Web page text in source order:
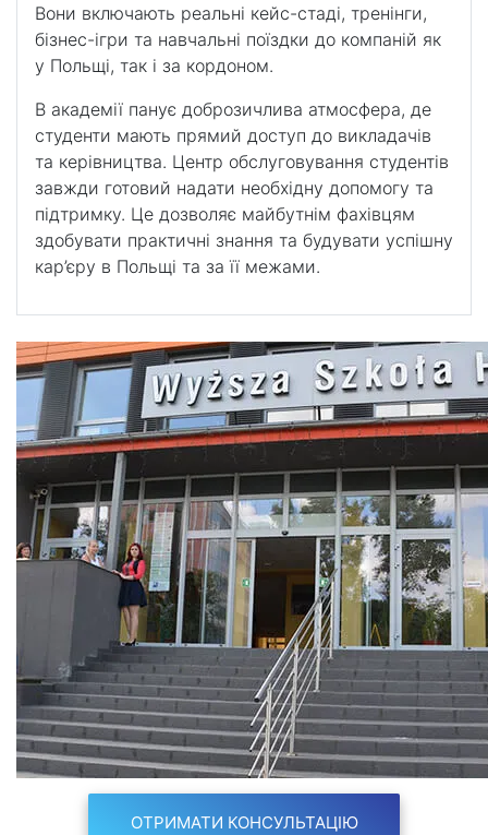
Вони включають реальні кейс-стаді, тренінги,
бізнес-ігри та навчальні поїздки до компаній як
у Польщі, так і за кордоном.
В академії панує доброзичлива атмосфера, де
студенти мають прямий доступ до викладачів
та керівництва. Центр обслуговування студентів
завжди готовий надати необхідну допомогу та
підтримку. Це дозволяє майбутнім фахівцям
здобувати практичні знання та будувати успішну
кар’єру в Польщі та за її межами.
ОТРИМАТИ КОНСУЛЬТАЦІЮ